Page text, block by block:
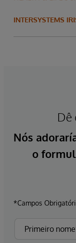
INTERSYSTEMS
Dê
Nós
o
*Campos